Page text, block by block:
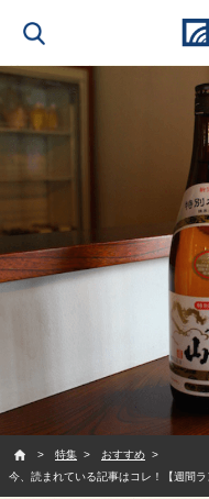
特集
おすすめ
今、読まれている記事はコレ！【週間